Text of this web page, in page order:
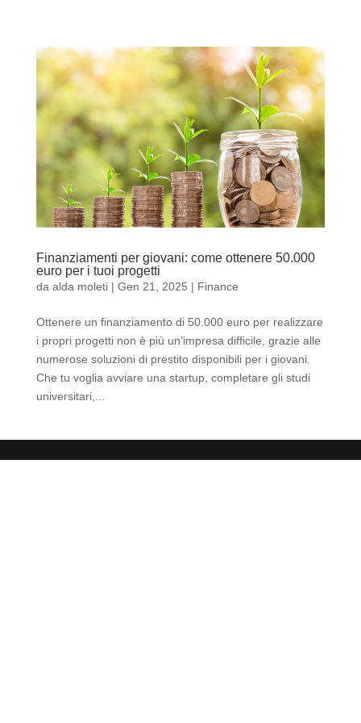
Finanziamenti per giovani: come ottenere 50.000
euro per i tuoi progetti
da alda moleti| Gen 21, 2025 | Finance
Ottenere un finanziamento di 50.000 euro per realizzare
i propri progetti non è più un’impresa difficile, grazie alle
numerose soluzioni di prestito disponibili per i giovani.
Che tu voglia avviare una startup, completare gli studi
universitari,...